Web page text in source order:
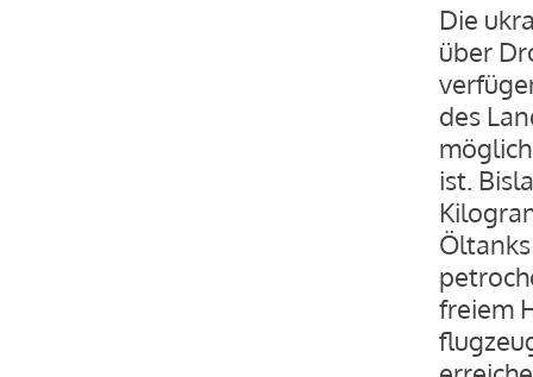
Die
über
des
ist.
freiem